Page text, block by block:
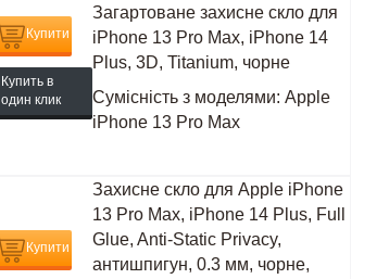
Купити
Купить в
один клик
Загартоване захисне скло для
iPhone 13 Pro Max, iPhone 14
Plus, 3D, Titanium, чорне
Сумісність з моделями: Apple
iPhone 13 Pro Max
Купити
Захисне скло для Apple iPhone
13 Pro Max, iPhone 14 Plus, Full
Glue, Anti-Static Privacy,
антишпигун, 0.3 мм, чорне,